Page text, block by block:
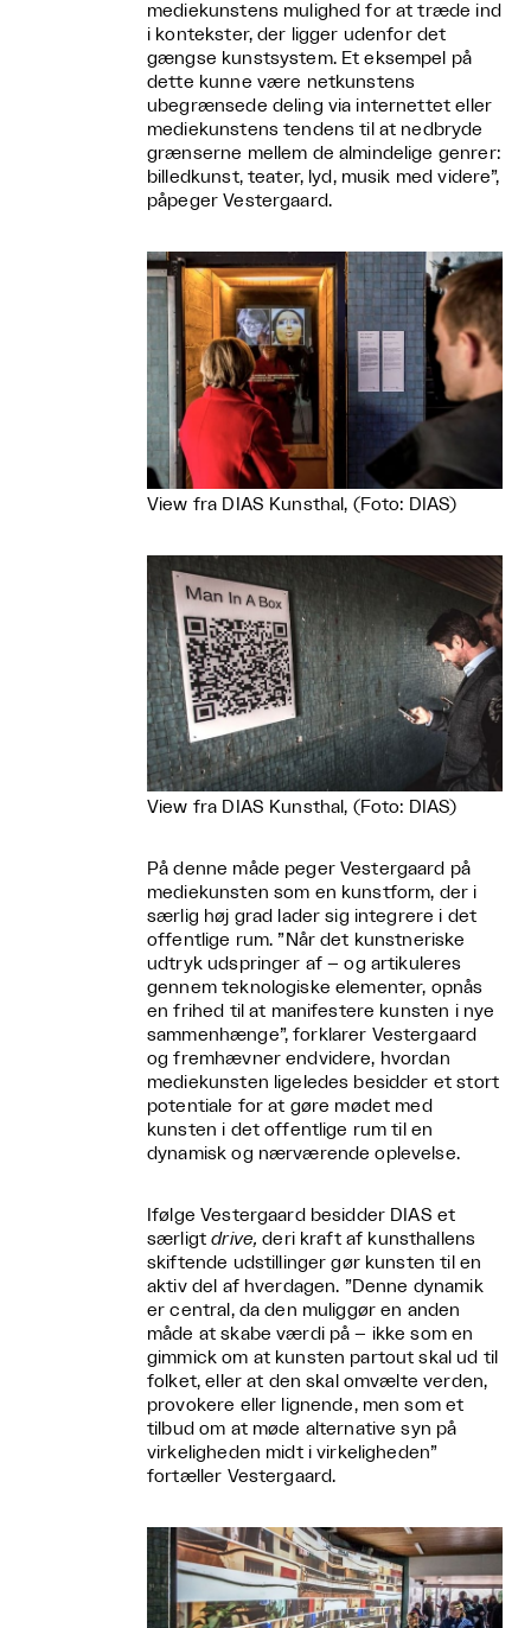
mediekunstens mulighed for at træde ind
i kontekster, der ligger udenfor det
gængse kunstsystem. Et eksempel på
dette kunne være netkunstens
ubegrænsede deling via internettet eller
mediekunstens tendens til at nedbryde
grænserne mellem de almindelige genrer:
billedkunst, teater, lyd, musik med videre”,
påpeger Vestergaard.
View fra DIAS Kunsthal, (Foto: DIAS)
View fra DIAS Kunsthal, (Foto: DIAS)
På denne måde peger Vestergaard på
mediekunsten som en kunstform, der i
særlig høj grad lader sig integrere i det
offentlige rum. ”Når det kunstneriske
udtryk udspringer af – og artikuleres
gennem teknologiske elementer, opnås
en frihed til at manifestere kunsten i nye
sammenhænge”, forklarer Vestergaard
og fremhævner endvidere, hvordan
mediekunsten ligeledes besidder et stort
potentiale for at gøre mødet med
kunsten i det offentlige rum til en
dynamisk og nærværende oplevelse.
Ifølge Vestergaard besidder DIAS et
særligtdrive,deri kraft af kunsthallens
skiftende udstillinger gør kunsten til en
aktiv del af hverdagen. ”Denne dynamik
er central, da den muliggør en anden
måde at skabe værdi på – ikke som en
gimmick om at kunsten partout skal ud til
folket, eller at den skal omvælte verden,
provokere eller lignende, men som et
tilbud om at møde alternative syn på
virkeligheden midt i virkeligheden”
fortæller Vestergaard.